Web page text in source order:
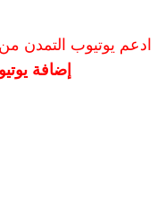
ادعم يوتيوب التمدن من
إضافة